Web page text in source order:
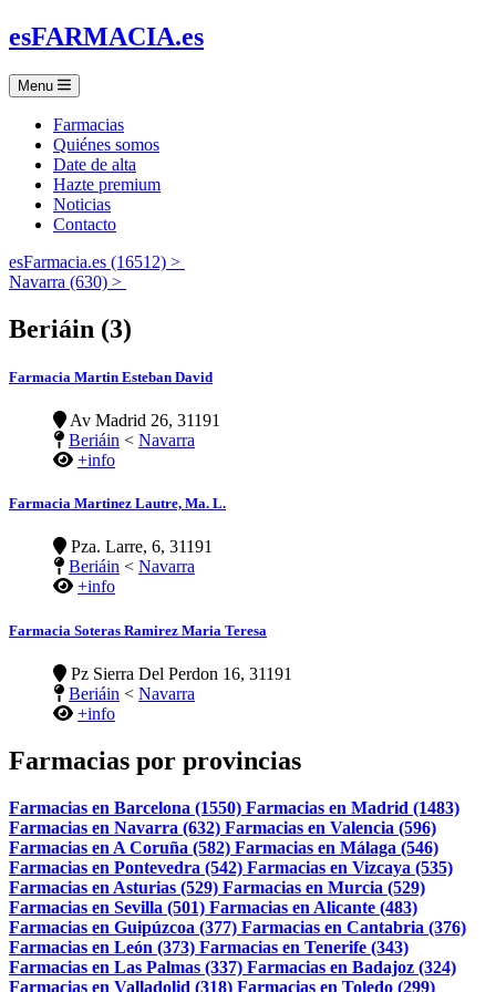
esFARMACIA.es
Menu
Farmacias
Quiénes somos
Date de alta
Hazte premium
Noticias
Contacto
esFarmacia.es (16512) >
Navarra (630) >
Beriáin (3)
Farmacia Martin Esteban David
Av Madrid 26, 31191
Beriáin < Navarra
+info
Farmacia Martinez Lautre, Ma. L.
Pza. Larre, 6, 31191
Beriáin < Navarra
+info
Farmacia Soteras Ramirez Maria Teresa
Pz Sierra Del Perdon 16, 31191
Beriáin < Navarra
+info
Farmacias por provincias
Farmacias en Barcelona (1550) Farmacias en Madrid (1483)
Farmacias en Navarra (632) Farmacias en Valencia (596)
Farmacias en A Coruña (582) Farmacias en Málaga (546)
Farmacias en Pontevedra (542) Farmacias en Vizcaya (535)
Farmacias en Asturias (529) Farmacias en Murcia (529)
Farmacias en Sevilla (501) Farmacias en Alicante (483)
Farmacias en Guipúzcoa (377) Farmacias en Cantabria (376)
Farmacias en León (373) Farmacias en Tenerife (343)
Farmacias en Las Palmas (337) Farmacias en Badajoz (324)
Farmacias en Valladolid (318) Farmacias en Toledo (299)